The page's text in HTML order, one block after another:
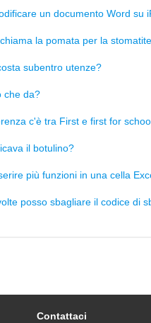
un documento Word su
la pomata per la
subentro utenze?
che da?
c'è tra First e first for
il botulino?
più funzioni in una cella
posso sbagliare il codice di
Contattaci